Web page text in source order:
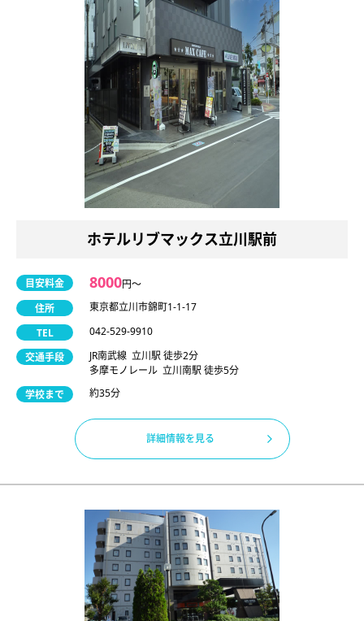
ホテルリブマックス立川駅前
目安料金 8000円〜
住所
東京都立川市錦町1-1-17
TEL
042-529-9910
交通手段
JR南武線 立川駅 徒歩2分
多摩モノレール 立川南駅 徒歩5分
学校まで
約35分
詳細情報を見る